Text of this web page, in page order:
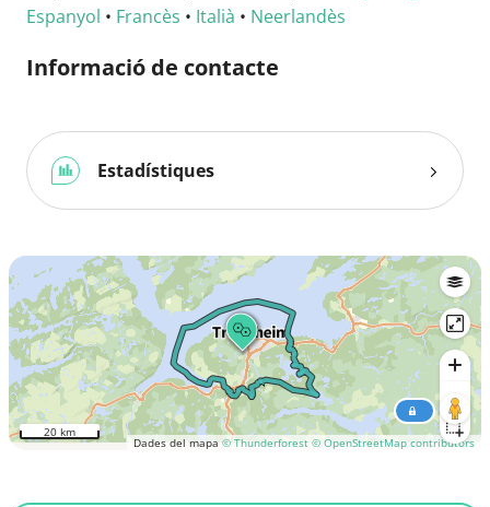
Espanyol • Francès • Italià • Neerlandès
Informació de contacte
Estadístiques
Dades del mapa © Thunderforest © OpenStreetMap contributors
20 km